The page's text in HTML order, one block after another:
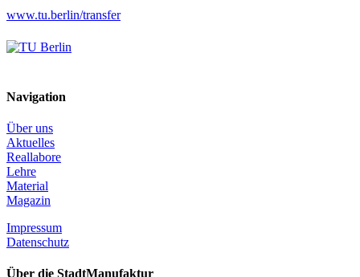
www.tu.berlin/transfer
Navigation
Über uns
Aktuelles
Reallabore
Lehre
Material
Magazin
Impressum
Datenschutz
Über die StadtManufaktur